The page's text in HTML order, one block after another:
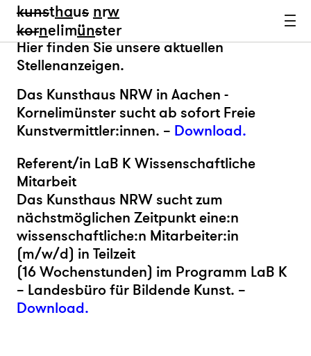
kunsthaus nrw
kornelimünster
Hier finden Sie unsere aktuellen
Stellenanzeigen.
Das Kunsthaus NRW in Aachen -
Kornelimünster sucht ab sofort Freie
Kunstvermittler:innen. – Download.
Referent/in LaB K Wissenschaftliche
Mitarbeit
Das Kunsthaus NRW sucht zum
nächstmöglichen Zeitpunkt eine:n
wissenschaftliche:n Mitarbeiter:in
(m/w/d) in Teilzeit
(16 Wochenstunden) im Programm LaB K
– Landesbüro für Bildende Kunst. –
Download.